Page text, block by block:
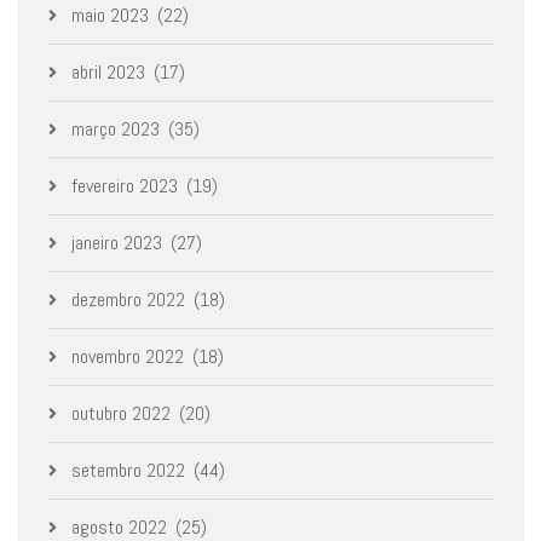
maio 2023 (22)
abril 2023 (17)
março 2023 (35)
fevereiro 2023 (19)
janeiro 2023 (27)
dezembro 2022 (18)
novembro 2022 (18)
outubro 2022 (20)
setembro 2022 (44)
agosto 2022 (25)